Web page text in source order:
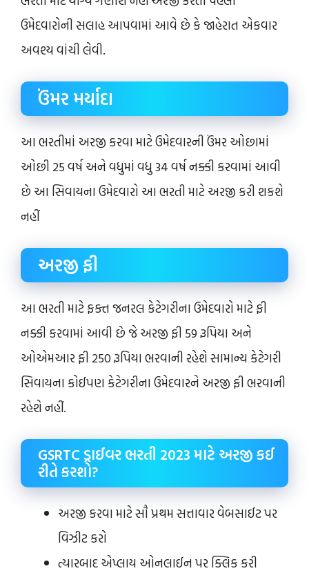
ઉમેદવારોની સલાહ આપવામાં આવે છે કે જાહેરાત એકવાર
અવશ્ય વાંચી લેવી.
ઉંમર મર્યાદા
આ ભરતીમાં અરજી કરવા માટે ઉમેદવારની ઉંમર ઓછામાં
ઓછી 25 વર્ષ અને વધુમાં વધુ 34 વર્ષ નક્કી કરવામાં આવી
છે આ સિવાયના ઉમેદવારો આ ભરતી માટે અરજી કરી શકશે
નહીં
અરજી ફી
આ ભરતી માટે ફક્ત જનરલ કેટેગરીના ઉમેદવારો માટે ફી
નક્કી કરવામાં આવી છે જે અરજી ફી 59 રૂપિયા અને
ઓએમઆર ફી 250 રૂપિયા ભરવાની રહેશે સામાન્ય કેટેગરી
સિવાયના કોઈપણ કેટેગરીના ઉમેદવારને અરજી ફી ભરવાની
રહેશે નહીં.
GSRTC ડ્રાઈવર ભરતી 2023 માટે અરજી કઈ
રીતે કરશો?
અરજી કરવા માટે સૌ પ્રથમ સત્તાવાર વેબસાઈટ પર
વિઝીટ કરો
ત્યારબાદ એપ્લાય ઓનલાઈન પર ક્લિક કરી